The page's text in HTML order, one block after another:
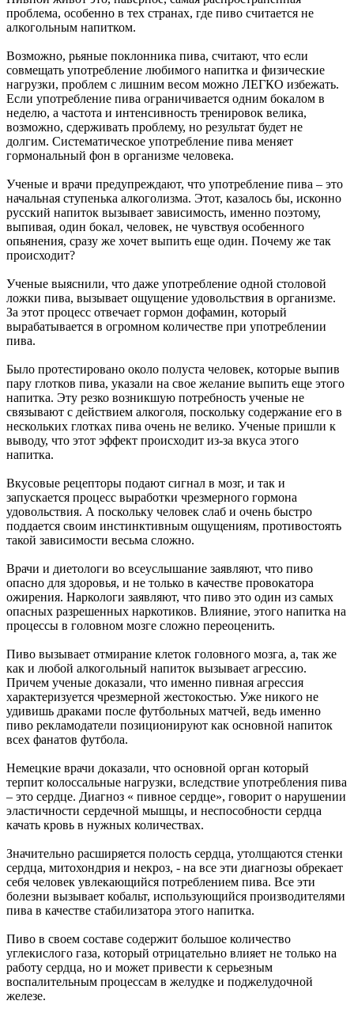
проблема, особенно в тех странах, где пиво считается не
алкогольным напитком.
Возможно, рьяные поклонника пива, считают, что если
совмещать употребление любимого напитка и физические
нагрузки, проблем с лишним весом можно ЛЕГКО избежать.
Если употребление пива ограничивается одним бокалом в
неделю, а частота и интенсивность тренировок велика,
возможно, сдерживать проблему, но результат будет не
долгим. Систематическое употребление пива меняет
гормональный фон в организме человека.
Ученые и врачи предупреждают, что употребление пива – это
начальная ступенька алкоголизма. Этот, казалось бы, исконно
русский напиток вызывает зависимость, именно поэтому,
выпивая, один бокал, человек, не чувствуя особенного
опьянения, сразу же хочет выпить еще один. Почему же так
происходит?
Ученые выяснили, что даже употребление одной столовой
ложки пива, вызывает ощущение удовольствия в организме.
За этот процесс отвечает гормон дофамин, который
вырабатывается в огромном количестве при употреблении
пива.
Было протестировано около полуста человек, которые выпив
пару глотков пива, указали на свое желание выпить еще этого
напитка. Эту резко возникшую потребность ученые не
связывают с действием алкоголя, поскольку содержание его в
нескольких глотках пива очень не велико. Ученые пришли к
выводу, что этот эффект происходит из-за вкуса этого
напитка.
Вкусовые рецепторы подают сигнал в мозг, и так и
запускается процесс выработки чрезмерного гормона
удовольствия. А поскольку человек слаб и очень быстро
поддается своим инстинктивным ощущениям, противостоять
такой зависимости весьма сложно.
Врачи и диетологи во всеуслышание заявляют, что пиво
опасно для здоровья, и не только в качестве провокатора
ожирения. Наркологи заявляют, что пиво это один из самых
опасных разрешенных наркотиков. Влияние, этого напитка на
процессы в головном мозге сложно переоценить.
Пиво вызывает отмирание клеток головного мозга, а, так же
как и любой алкогольный напиток вызывает агрессию.
Причем ученые доказали, что именно пивная агрессия
характеризуется чрезмерной жестокостью. Уже никого не
удивишь драками после футбольных матчей, ведь именно
пиво рекламодатели позиционируют как основной напиток
всех фанатов футбола.
Немецкие врачи доказали, что основной орган который
терпит колоссальные нагрузки, вследствие употребления пива
– это сердце. Диагноз « пивное сердце», говорит о нарушении
эластичности сердечной мышцы, и неспособности сердца
качать кровь в нужных количествах.
Значительно расширяется полость сердца, утолщаются стенки
сердца, митохондрия и некроз, - на все эти диагнозы обрекает
себя человек увлекающийся потреблением пива. Все эти
болезни вызывает кобальт, использующийся производителями
пива в качестве стабилизатора этого напитка.
Пиво в своем составе содержит большое количество
углекислого газа, который отрицательно влияет не только на
работу сердца, но и может привести к серьезным
воспалительным процессам в желудке и поджелудочной
железе.